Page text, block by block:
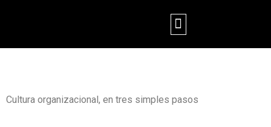
Cultura organizacional, en tres simples pasos